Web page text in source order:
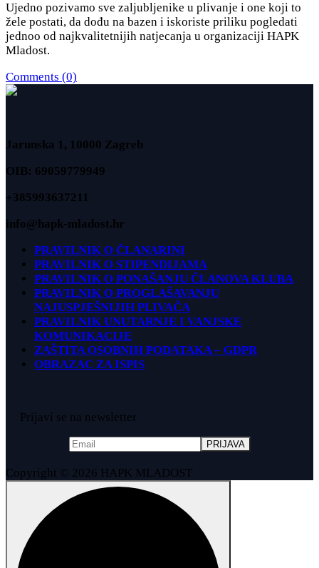
Ujedno pozivamo sve zaljubljenike u plivanje i one koji to
žele postati, da dođu na bazen i iskoriste priliku pogledati
jednoo od najkvalitetnijih natjecanja u organizaciji HAPK
Mladost.
Comments (0)
Jarunska 1, 10000 Zagreb
OIB: 69059779949
+385993637211
info@hapk-mladost.hr
PRAVILNIK O ČLANARINI
PRAVILNIK O STIPENDIJAMA
PRAVILNIK O PONAŠANJU ČLANOVA KLUBA
PRAVILNIK O PROGLAŠAVANJU
NAJUSPJEŠNIJIH PLIVAČA
PRAVILNIK UNUTARNJE I VANJSKE
KOMUNIKACIJE
ZAŠTITA OSOBNIH PODATAKA – GDPR
OBRAZAC ZA ISPIS
Prijavi se na newsletter
Copyright © 2026 HAPK MLADOST